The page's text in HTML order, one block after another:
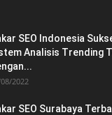
SEO Indonesia
Analisis Trending
2022
SEO Surabaya